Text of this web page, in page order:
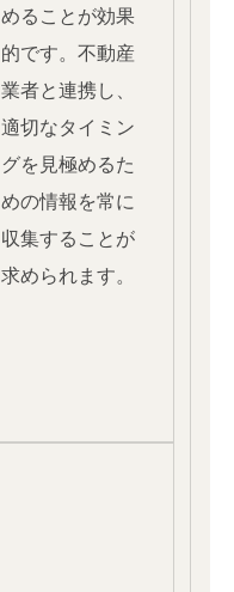
めることが効果
的です。不動産
業者と連携し、
適切なタイミン
グを見極めるた
めの情報を常に
収集することが
求められます。